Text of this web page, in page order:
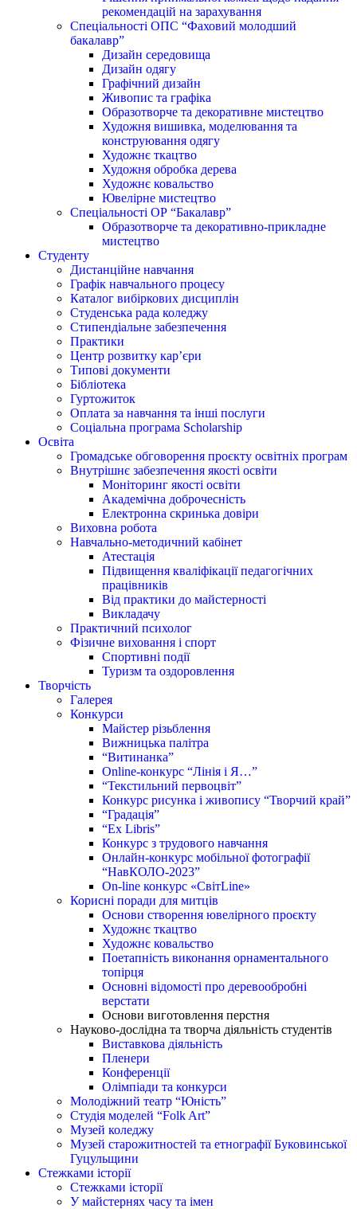
рекомендацій на зарахування
Спеціальності ОПС “Фаховий молодший
бакалавр”
Дизайн середовища
Дизайн одягу
Графічний дизайн
Живопис та графіка
Образотворче та декоративне мистецтво
Художня вишивка, моделювання та
конструювання одягу
Художнє ткацтво
Художня обробка дерева
Художнє ковальство
Ювелірне мистецтво
Спеціальності ОР “Бакалавр”
Образотворче та декоративно-прикладне
мистецтво
Студенту
Дистанційне навчання
Графік навчального процесу
Каталог вибіркових дисциплін
Студенська рада коледжу
Стипендіальне забезпечення
Практики
Центр розвитку кар’єри
Типові документи
Бібліотека
Гуртожиток
Оплата за навчання та інші послуги
Соціальна програма Scholarship
Освіта
Громадське обговорення проєкту освітніх програм
Внутрішнє забезпечення якості освіти
Моніторинг якості освіти
Академічна доброчесність
Електронна скринька довіри
Виховна робота
Навчально-методичний кабінет
Атестація
Підвищення кваліфікації педагогічних
працівників
Від практики до майстерності
Викладачу
Практичний психолог
Фізичне виховання і спорт
Спортивні події
Туризм та оздоровлення
Творчість
Галерея
Конкурси
Майстер різьблення
Вижницька палітра
“Витинанка”
Online-конкурс “Лінія і Я…”
“Текстильний первоцвіт”
Конкурс рисунка і живопису “Творчий край”
“Градація”
“Ex Libris”
Конкурс з трудового навчання
Онлайн-конкурс мобільної фотографії
“НавКОЛО-2023”
On-line конкурс «СвітLine»
Корисні поради для митців
Основи створення ювелірного проєкту
Художнє ткацтво
Художнє ковальство
Поетапність виконання орнаментального
топірця
Основні відомості про деревообробні
верстати
Основи виготовлення перстня
Науково-дослідна та творча діяльність студентів
Виставкова діяльність
Пленери
Конференції
Олімпіади та конкурси
Молодіжний театр “Юність”
Студія моделей “Folk Art”
Музей коледжу
Музей старожитностей та етнографії Буковинської
Гуцульщини
Стежками історії
Стежками історії
У майстернях часу та імен